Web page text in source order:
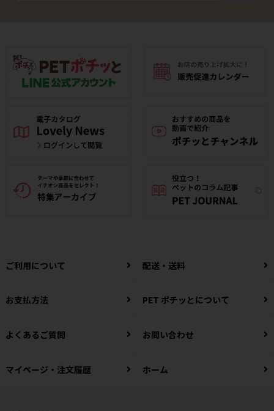
ご利用について 配送・送料
お支払方法 PET ポチッとについて
よくあるご質問 お問い合わせ
マイページ・注文履歴 ホーム